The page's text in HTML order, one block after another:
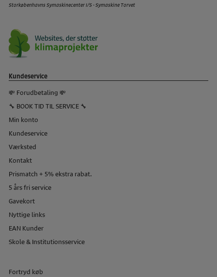
Storkøbenhavns Symaskinecenter I/S - Symaskine Torvet
Kundeservice
💸 Forudbetaling 💸
🔧 BOOK TID TIL SERVICE 🔧
Min konto
Kundeservice
Værksted
Kontakt
Prismatch + 5% ekstra rabat.
5 års fri service
Gavekort
Nyttige links
EAN Kunder
Skole & Institutionsservice
Fortryd køb